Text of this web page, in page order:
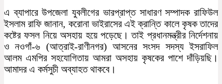
এ ব্যাপারে উপজেলা যুবলীগের ভারপ্রাপ্ত সাধারণ সম্পাদক রাফিউল
ইসলাম রাফি জানান, করোনা ভাইরাসের এই ক্রান্তি কালে কৃষক তাদের
কষ্টের ফসল নিয়ে অসহায় হয়ে পড়েছে। তাই প্রধানমন্ত্রীর নির্দেশনায়
ও নওগাঁ-৬ (আত্রাই-রাণীনগর) আসনের সংসদ সদস্য ইসরাফিল
আলম এমপির সহযোগিতায় আমরা অসহায় কৃষকের পাশে দাঁড়িয়ছি।
আমাদর এ কর্মসুচী অব্যাহত থাকবে।